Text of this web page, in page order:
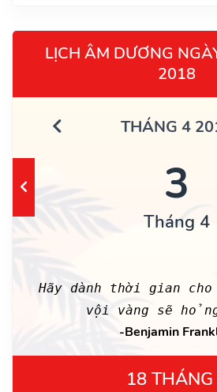
LỊCH ÂM DƯƠNG
2018
THÁNG 4
3
Tháng 4
Hãy dành thời gian
vội vàng sẽ
-Benjamin
18